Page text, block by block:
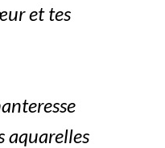
et tes
aquarelles